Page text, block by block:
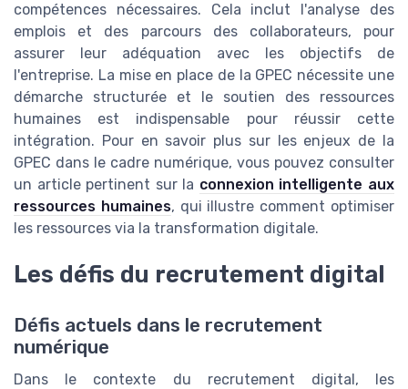
compétences nécessaires. Cela inclut l'analyse des
emplois et des parcours des collaborateurs, pour
assurer leur adéquation avec les objectifs de
l'entreprise. La mise en place de la GPEC nécessite une
démarche structurée et le soutien des ressources
humaines est indispensable pour réussir cette
intégration. Pour en savoir plus sur les enjeux de la
GPEC dans le cadre numérique, vous pouvez consulter
un article pertinent sur la connexion intelligente aux
ressources humaines, qui illustre comment optimiser
les ressources via la transformation digitale.
Les défis du recrutement digital
Défis actuels dans le recrutement
numérique
Dans le contexte du recrutement digital, les